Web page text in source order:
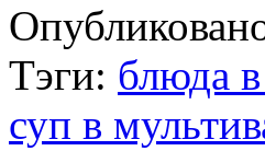
Тэги: блюда
суп в